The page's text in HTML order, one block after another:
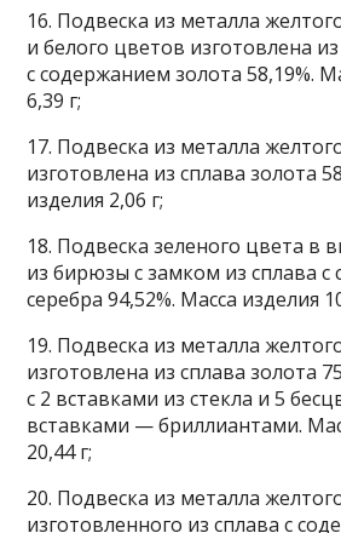
16. Подвеска из металла
и белого цветов изготовлена
с содержанием золота 58,19%.
6,39 г;
17. Подвеска из металла
изготовлена из сплава золота
изделия 2,06 г;
18. Подвеска зеленого цвета в
из бирюзы с замком из сплава
серебра 94,52%. Масса изделия
19. Подвеска из металла
изготовлена из сплава золота
с 2 вставками из стекла и 5
вставками — бриллиантами.
20,44 г;
20. Подвеска из металла
изготовленного из сплава с